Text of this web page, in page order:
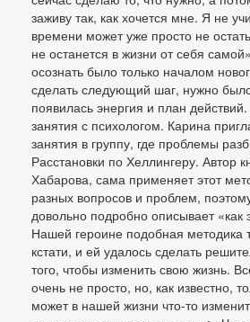
заживу так, как хочется мне. Я не
времени может уже просто не
не останется в жизни от себя
осознать было только началом
сделать следующий шаг, нужно
появилась энергия и план
занятия с психологом. Карина
занятия в группу, где проблемы
Расстановки по Хеллингеру. Автор
Хабарова, сама применяет этот
разных вопросов и проблем,
довольно подробно описывает «как
Нашей героине подобная методика
кстати, и ей удалось сделать
того, чтобы изменить свою жизнь.
очень не просто, но, как известно,
может в нашей жизни что-то